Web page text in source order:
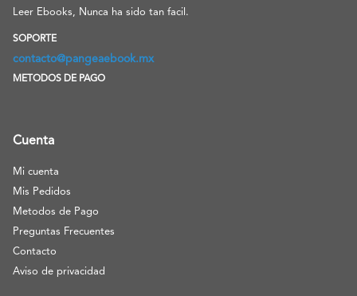
Leer Ebooks, Nunca ha sido tan facil.
SOPORTE
contacto@pangeaebook.mx
METODOS DE PAGO
Cuenta
Mi cuenta
Mis Pedidos
Metodos de Pago
Preguntas Frecuentes
Contacto
Aviso de privacidad